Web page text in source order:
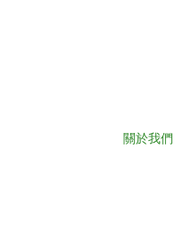
關於我們